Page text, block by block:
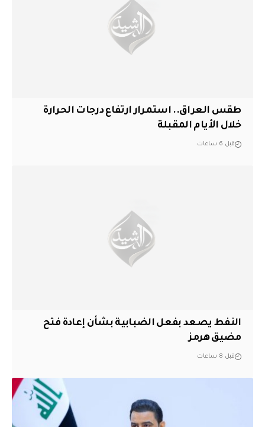
طقس العراق.. استمرار ارتفاع درجات الحرارة
خلال الأيام المقبلة
قبل 6 ساعات
النفط يصعد بفعل الضبابية بشأن إعادة فتح
مضيق هرمز
قبل 8 ساعات